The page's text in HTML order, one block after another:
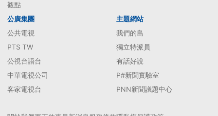
觀點
公廣集團
公共電視
PTS TW
公視台語台
中華電視公司
客家電視台
主題網站
我們的島
獨立特派員
有話好說
P#新聞實驗室
PNN新聞議題中心